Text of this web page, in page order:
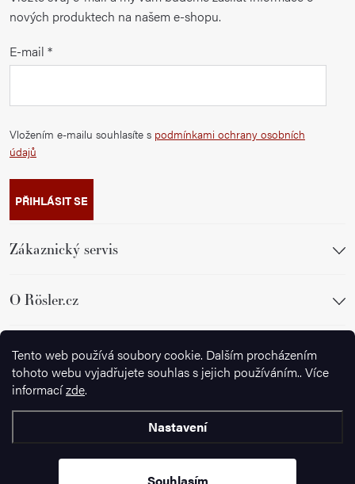
Tento web používá soubory cookie. Dalším procházením
tohoto webu vyjadřujete souhlas s jejich používáním.. Více
informacízde.
Nastavení
nových produktech na našem e-shopu.
E-mail
Vložením e-mailu souhlasíte s podmínkami ochrany osobních
údajů
PŘIHLÁSIT SE
Zákaznický servis
O Rösler.cz
Sledujte nás
Copyright 2026Wusthof.cz. Všechna práva vyhrazena.